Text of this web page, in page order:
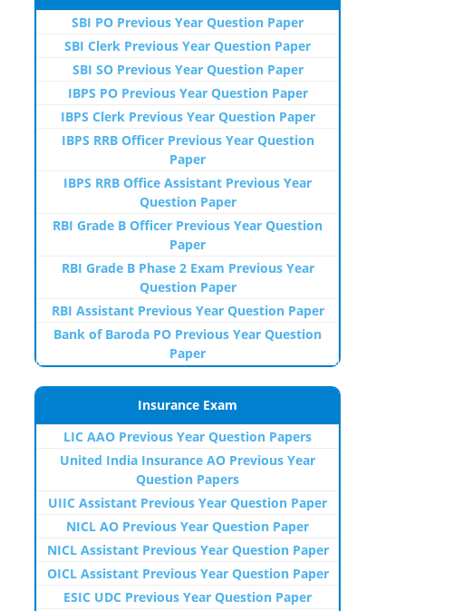
SBI PO Previous Year Question Paper
SBI Clerk Previous Year Question Paper
SBI SO Previous Year Question Paper
IBPS PO Previous Year Question Paper
IBPS Clerk Previous Year Question Paper
IBPS RRB Officer Previous Year Question
Paper
IBPS RRB Office Assistant Previous Year
Question Paper
RBI Grade B Officer Previous Year Question
Paper
RBI Grade B Phase 2 Exam Previous Year
Question Paper
RBI Assistant Previous Year Question Paper
Bank of Baroda PO Previous Year Question
Paper
Insurance Exam
LIC AAO Previous Year Question Papers
United India Insurance AO Previous Year
Question Papers
UIIC Assistant Previous Year Question Paper
NICL AO Previous Year Question Paper
NICL Assistant Previous Year Question Paper
OICL Assistant Previous Year Question Paper
ESIC UDC Previous Year Question Paper